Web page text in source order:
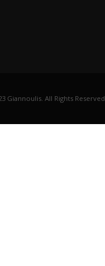
Giannoulis. All Rights Reserved.